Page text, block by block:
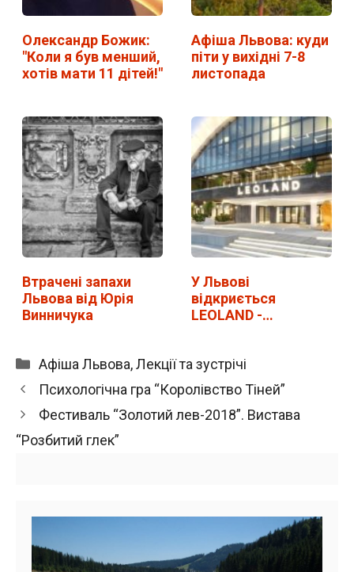
Олександр Божик:
"Коли я був менший,
хотів мати 11 дітей!"
Афіша Львова: куди
піти у вихідні 7-8
листопада
Втрачені запахи
Львова від Юрія
Винничука
У Львові
відкриється
LEOLAND -…
Категорії
Афіша Львова,Лекції та зустрічі
Психологічна гра “Королівство Тіней”
Фестиваль “Золотий лев-2018”. Вистава
“Розбитий глек”